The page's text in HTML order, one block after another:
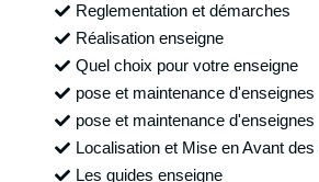
Reglementation et démarches
Réalisation enseigne
Quel choix pour votre enseigne
pose et maintenance d'enseignes
pose et maintenance d'enseignes
Localisation et Mise en Avant
Les guides enseigne